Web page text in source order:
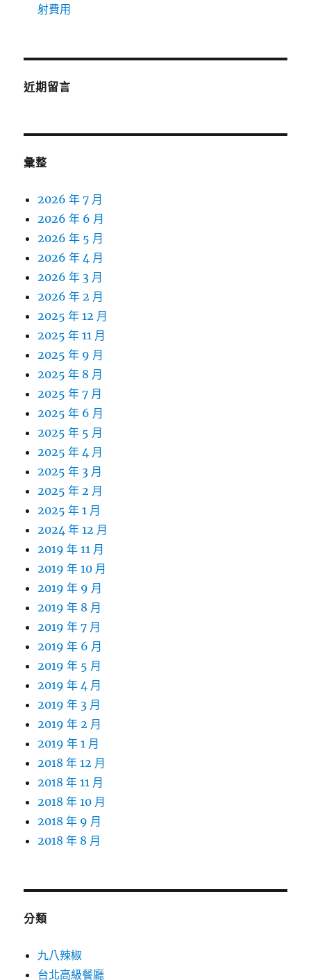
射費用
近期留言
彙整
2026 年 7 月
2026 年 6 月
2026 年 5 月
2026 年 4 月
2026 年 3 月
2026 年 2 月
2025 年 12 月
2025 年 11 月
2025 年 9 月
2025 年 8 月
2025 年 7 月
2025 年 6 月
2025 年 5 月
2025 年 4 月
2025 年 3 月
2025 年 2 月
2025 年 1 月
2024 年 12 月
2019 年 11 月
2019 年 10 月
2019 年 9 月
2019 年 8 月
2019 年 7 月
2019 年 6 月
2019 年 5 月
2019 年 4 月
2019 年 3 月
2019 年 2 月
2019 年 1 月
2018 年 12 月
2018 年 11 月
2018 年 10 月
2018 年 9 月
2018 年 8 月
分類
九八辣椒
台北高級餐廳